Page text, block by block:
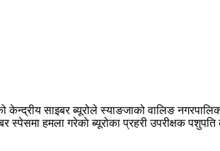
साइबर ब्यूरोले स्याङजाको वालिङ
स्पेसमा हमला गरेकाे ब्यूरोका प्रहरी उपरीक्षक